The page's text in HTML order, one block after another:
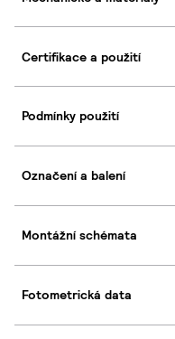
Certifikace a použití
Podmínky použití
Označení a balení
Montážní schémata
Fotometrická data